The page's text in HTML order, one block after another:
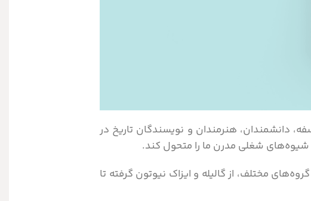
دانشمندان، هنرمندان و نویسندگان تاریخ در
شیوه‌های شغلی مدرن ما را متحول کند.
مختلف، از گالیله و ایزاک نیوتون گرفته تا